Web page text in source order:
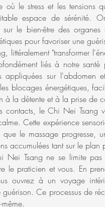
où le stress et les tensions
espace de sérénité.
sur le bien-être des
pour favoriser une
littéralement "transformer
liés à notre
appliquées sur l'abdomen
blocages énergétiques,
à la détente et à la prise de
contacts, le Chi Nei Tsang
Cette expérience
le massage progresse,
accumulées tant sur le plan
Nei Tsang ne se limite
le praticien et vous. En
ouvrez à un voyage
guérison. Ce processus de